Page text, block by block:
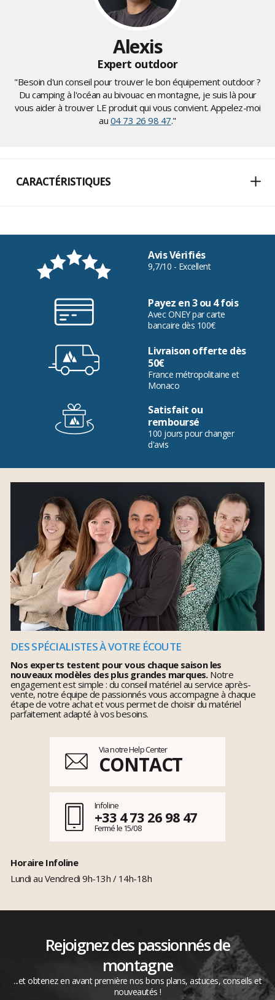
Alexis
Expert outdoor
"Besoin d'un conseil pour trouver le bon équipement outdoor ?
Du camping à l'océan au bivouac en montagne, je suis là pour
vous aider à trouver LE produit qui vous convient. Appelez-moi
au 04 73 26 98 47."
CARACTÉRISTIQUES
Avis Vérifiés
9,7/10 - Excellent
Payez en 3 ou 4 fois
Avec ONEY par carte
bancaire dès 100€
Livraison offerte dès
50€
France métropolitaine et
Monaco
Satisfait ou
remboursé
100 jours pour changer
d'avis
DES SPÉCIALISTES À VOTRE ÉCOUTE
Nos experts testent pour vous chaque saison les
nouveaux modèles des plus grandes marques.Notre
engagement est simple : du conseil matériel au service après-
vente, notre équipe de passionnés vous accompagne à chaque
étape de votre achat et vous permet de choisir du matériel
parfaitement adapté à vos besoins.
Via notre Help Center
CONTACT
Infoline
+33 4 73 26 98 47
Fermé le 15/08
Horaire Infoline
Lundi au Vendredi 9h-13h / 14h-18h
Rejoignez des passionnés de
montagne
...et obtenez en avant première nos bons plans, astuces, conseils et
nouveautés !